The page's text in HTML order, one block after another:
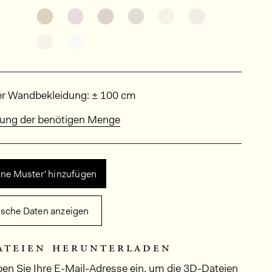
Weitere Varianten entdecken: KAL2022
Weitere Varianten entdecken: KAL2017
Weitere Varianten entdecken:
Wandbekleidung: ± 100 cm
der benötigen Menge
Muster' hinzufügen
Daten anzeigen
herunterladen
Sie Ihre E-Mail-Adresse ein, um die 3D-Dateien